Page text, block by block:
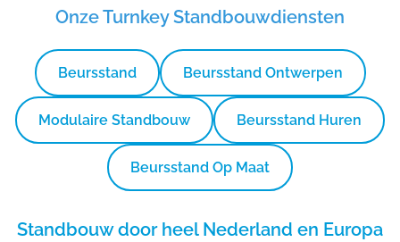
Onze Turnkey Standbouwdiensten
Beursstand Beursstand Ontwerpen
Modulaire Standbouw Beursstand Huren
Beursstand Op Maat
Standbouw door heel Nederland en Europa